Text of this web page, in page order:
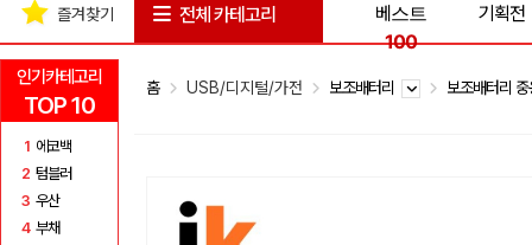
인기카테고리
TOP 10
1 에코백
2 텀블러
3 우산
4 부채
즐겨찾기 전체 카테고리
베스트
100
기획전
홈 USB/디지털/가전 보조배터리 보조배터리